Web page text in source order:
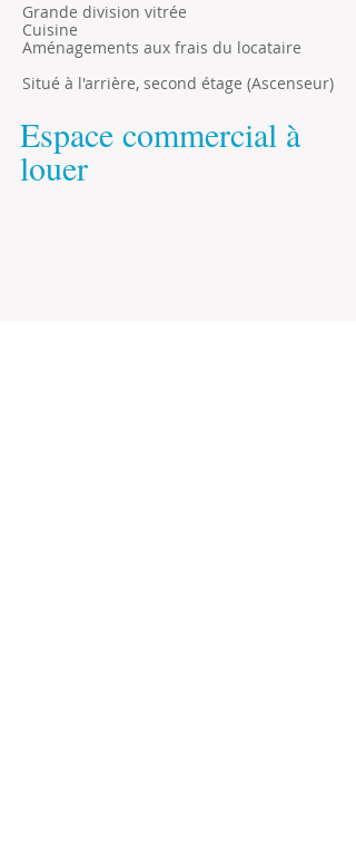
Grande division vitrée
Cuisine
Aménagements aux frais du locataire
Situé à l'arrière, second étage (Ascenseur)
Espace commercial à
louer